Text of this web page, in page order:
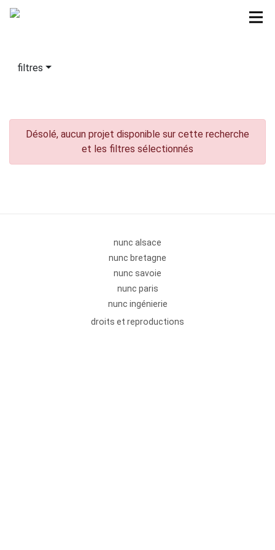
filtres
Désolé, aucun projet disponible sur cette recherche
et les filtres sélectionnés
nunc alsace
nunc bretagne
nunc savoie
nunc paris
nunc ingénierie
droits et reproductions